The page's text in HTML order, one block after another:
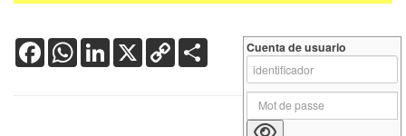
FacebookWhatsApp
LinkedIn
X Copy
Link
Cuenta de usuario